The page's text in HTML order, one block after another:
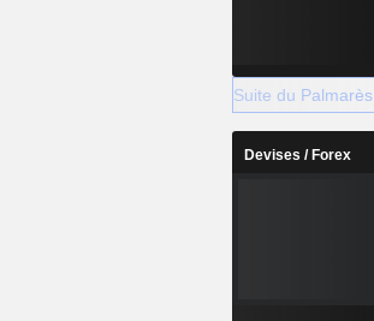
Suite du Palmarès
Devises / Forex